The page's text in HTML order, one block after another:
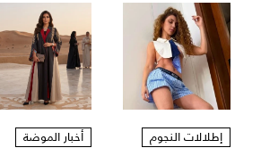
إطلالات النجوم أخبار الموضة